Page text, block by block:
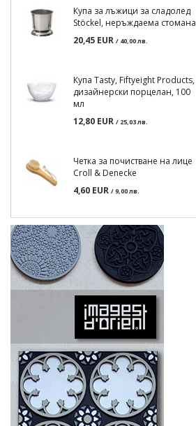
Купа за лъжици за сладолед
Stöckel, неръждаема стомана
20,45 EUR / 40,00 лв.
Купа Tasty, Fiftyeight Products,
дизайнерски порцелан, 100
мл
12,80 EUR / 25,03 лв.
Четка за почистване на лице
Croll & Denecke
4,60 EUR / 9,00 лв.